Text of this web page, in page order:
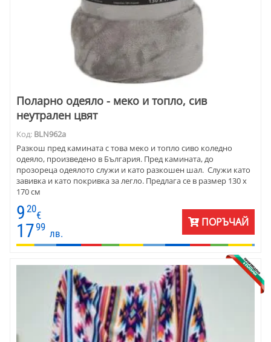
Поларно одеяло - меко и топло, сив
неутрален цвят
Код: BLN962a
Разкош пред камината с това меко и топло сиво коледно
одеяло, произведено в България. Пред камината, до
прозореца одеялото служи и като разкошен шал. Служи като
завивка и като покривка за легло. Предлага се в размер 130 х
170 см
9 20
€
1799
лв.
ПОРЪЧАЙ